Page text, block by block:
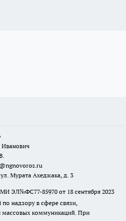
Мурата Ахеджака, д. 3
ЭЛ№ФС77-85970 от 18 сентября 2023
надзору в сфере связи,
коммуникаций. При